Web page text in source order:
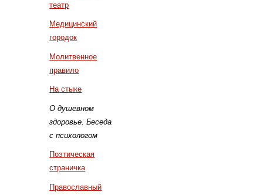
театр
Медицинский
городок
Молитвенное
правило
На стыке
О душевном
здоровье. Беседа
с психологом
Поэтическая
страничка
Православный